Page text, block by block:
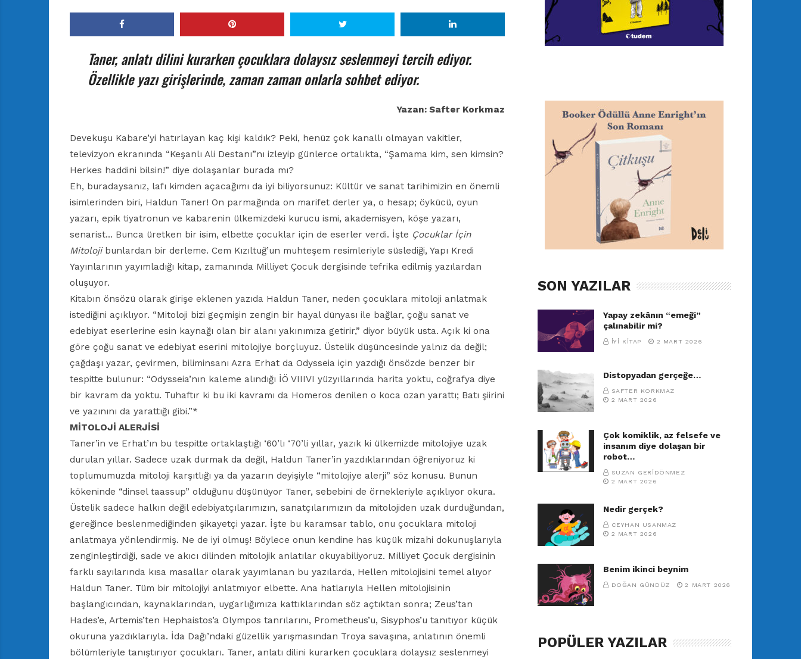
Taner, anlatı dilini kurarken çocuklara dolaysız seslenmeyi tercih ediyor.
Özellikle yazı girişlerinde, zaman zaman onlarla sohbet ediyor.
Yazan: Safter Korkmaz
Devekuşu Kabare’yi hatırlayan kaç kişi kaldık? Peki, henüz çok kanallı olmayan vakitler,
televizyon ekranında “Keşanlı Ali Destanı”nı izleyip günlerce ortalıkta, “Şamama kim, sen kimsin?
Herkes haddini bilsin!” diye dolaşanlar burada mı?
Eh, buradaysanız, lafı kimden açacağımı da iyi biliyorsunuz: Kültür ve sanat tarihimizin en önemli
isimlerinden biri, Haldun Taner! On parmağında on marifet derler ya, o hesap; öykücü, oyun
yazarı, epik tiyatronun ve kabarenin ülkemizdeki kurucu ismi, akademisyen, köşe yazarı,
senarist… Bunca üretken bir isim, elbette çocuklar için de eserler verdi. İşte Çocuklar İçin
Mitolojibunlardan bir derleme. Cem Kızıltuğ’un muhteşem resimleriyle süslediği, Yapı Kredi
Yayınlarının yayımladığı kitap, zamanında Milliyet Çocuk dergisinde tefrika edilmiş yazılardan
oluşuyor.
Kitabın önsözü olarak girişe eklenen yazıda Haldun Taner, neden çocuklara mitoloji anlatmak
istediğini açıklıyor. “Mitoloji bizi geçmişin zengin bir hayal dünyası ile bağlar, çoğu sanat ve
edebiyat eserlerine esin kaynağı olan bir alanı yakınımıza getirir,” diyor büyük usta. Açık ki ona
göre çoğu sanat ve edebiyat eserini mitolojiye borçluyuz. Üstelik düşüncesinde yalnız da değil;
çağdaşı yazar, çevirmen, biliminsanı Azra Erhat da Odysseia için yazdığı önsözde benzer bir
tespitte bulunur: “Odysseia’nın kaleme alındığı İÖ VIIIVI yüzyıllarında harita yoktu, coğrafya diye
bir kavram da yoktu. Tuhaftır ki bu iki kavramı da Homeros denilen o koca ozan yarattı; Batı şiirini
ve yazınını da yarattığı gibi.”*
MİTOLOJİ ALERJİSİ
Taner’in ve Erhat’ın bu tespitte ortaklaştığı ‘60’lı ‘70’li yıllar, yazık ki ülkemizde mitolojiye uzak
durulan yıllar. Sadece uzak durmak da değil, Haldun Taner’in yazdıklarından öğreniyoruz ki
toplumumuzda mitoloji karşıtlığı ya da yazarın deyişiyle “mitolojiye alerji” söz konusu. Bunun
kökeninde “dinsel taassup” olduğunu düşünüyor Taner, sebebini de örnekleriyle açıklıyor okura.
Üstelik sadece halkın değil edebiyatçılarımızın, sanatçılarımızın da mitolojiden uzak durduğundan,
gereğince beslenmediğinden şikayetçi yazar. İşte bu karamsar tablo, onu çocuklara mitoloji
anlatmaya yönlendirmiş. Ne de iyi olmuş! Böylece onun kendine has küçük mizahi dokunuşlarıyla
zenginleştirdiği, sade ve akıcı dilinden mitolojik anlatılar okuyabiliyoruz. Milliyet Çocuk dergisinin
farklı sayılarında kısa masallar olarak yayımlanan bu yazılarda, Hellen mitolojisini temel alıyor
Haldun Taner. Tüm bir mitolojiyi anlatmıyor elbette. Ana hatlarıyla Hellen mitolojisinin
başlangıcından, kaynaklarından, uygarlığımıza kattıklarından söz açtıktan sonra; Zeus’tan
Hades’e, Artemis’ten Hephaistos’a Olympos tanrılarını, Prometheus’u, Sisyphos’u tanıtıyor küçük
okuruna yazdıklarıyla. İda Dağı’ndaki güzellik yarışmasından Troya savaşına, anlatının önemli
bölümleriyle tanıştırıyor çocukları. Taner, anlatı dilini kurarken çocuklara dolaysız seslenmeyi
SON YAZILAR
Yapay zekânın “emeği”
çalınabilir mi?
İYI KITAP 2 MART 2026
Distopyadan gerçeğe…
SAFTER KORKMAZ
2 MART 2026
Çok komiklik, az felsefe ve
insanım diye dolaşan bir
robot…
SUZAN GERIDÖNMEZ
2 MART 2026
Nedir gerçek?
CEYHAN USANMAZ
2 MART 2026
Benim ikinci beynim
DOĞAN GÜNDÜZ 2 MART 2026
POPÜLER YAZILAR